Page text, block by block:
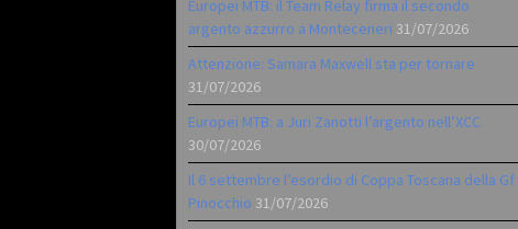
Europei MTB: il Team Relay firma il secondo
argento azzurro a Monteceneri 31/07/2026
Attenzione: Samara Maxwell sta per tornare
31/07/2026
Europei MTB: a Juri Zanotti l’argento nell’XCC
30/07/2026
Il 6 settembre l’esordio di Coppa Toscana della Gf
Pinocchio 31/07/2026